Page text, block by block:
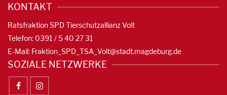
KONTAKT
Ratsfraktion SPD Tierschutzallianz Volt
Telefon: 0391 / 5 40 27 31
E-Mail: Fraktion_SPD_TSA_Volt@stadt.magdeburg.de
SOZIALE NETZWERKE